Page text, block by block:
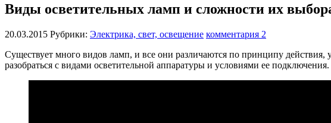
Виды осветительных ламп и сложности их
20.03.2015 Рубрики: Электрика, свет, освещение комментария 2
Существует много видов ламп, и все они различаются по принципу
разобраться с видами осветительной аппаратуры и условиями ее подключения.